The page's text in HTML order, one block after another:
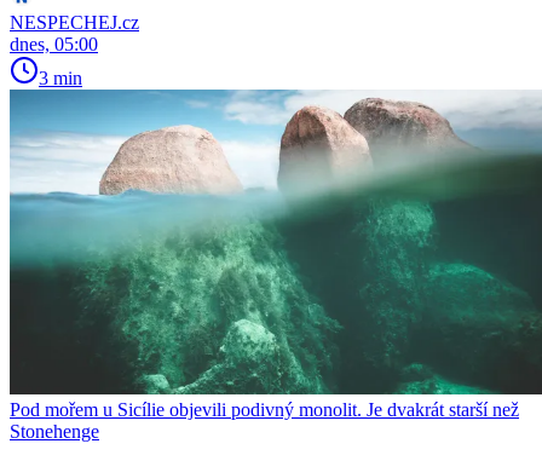
NESPECHEJ.cz
dnes, 05:00
3 min
Pod mořem u Sicílie objevili podivný monolit. Je dvakrát starší než
Stonehenge